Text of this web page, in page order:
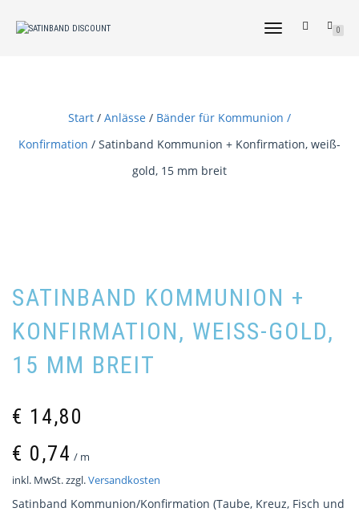
NAVIGATION
0
Start / Anlässe / Bänder für Kommunion /
Konfirmation / Satinband Kommunion + Konfirmation, weiß-
gold, 15 mm breit
SATINBAND KOMMUNION +
KONFIRMATION, WEISS-GOLD, 1
5 MM BREIT
€ 14,80
€ 0,74 / m
inkl. MwSt.zzgl.Versandkosten
Satinband Kommunion/Konfirmation (Taube, Kreuz, Fisch und